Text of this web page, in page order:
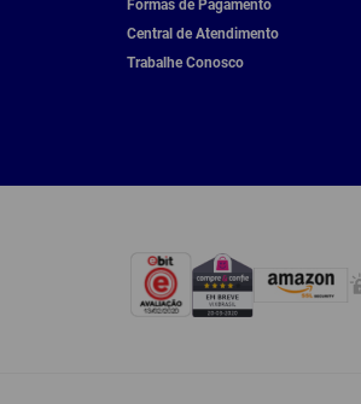
Formas de Pagamento
Central de Atendimento
Trabalhe Conosco